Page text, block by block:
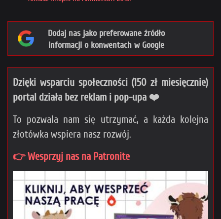
Dodaj nas jako preferowane źródło
informacji o konwentach w Google
Dzięki wsparciu społeczności (150 zł miesięcznie)
portal działa bez reklam i pop-upa ❤️
To pozwala nam się utrzymać, a każda kolejna
złotówka wspiera nasz rozwój.
👉 Wesprzyj nas na Patronite